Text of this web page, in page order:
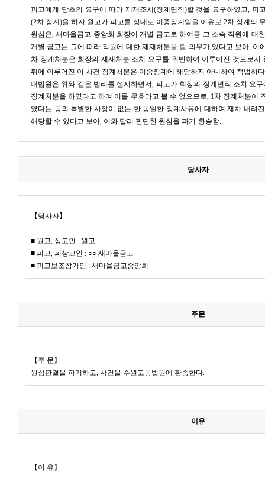
피고에게 당초의 요구에 따라 제재조치(징계면직)할 것을 요구하였고, 피
(2차 징계)을 하자 원고가 피고를 상대로 이중징계임을 이유로 2차 징계의
원심은, 새마을금고 중앙회 회장이 개별 금고로 하여금 그 소속 직원에 대
개별 금고는 그에 따라 직원에 대한 제재처분을 할 의무가 있다고 보아, 이
차 징계처분은 회장의 제재처분 조치 요구를 위반하여 이루어진 것으로서
뒤에 이루어진 이 사건 징계처분은 이중징계에 해당하지 아니하여 적법하
대법원은 위와 같은 법리를 설시하면서, 피고가 회장의 징계면직 조치 요
징계처분을 하였다고 하여 이를 무효라고 볼 수 없으므로, 1차 징계처분이
였다는 등의 특별한 사정이 없는 한 동일한 징계사유에 대하여 재차 내려
해당할 수 있다고 보아, 이와 달리 판단한 원심을 파기·환송함.
당사자
【당사자】
■ 원고, 상고인 : 원고
■ 피고, 피상고인 : ○○ 새마을금고
■ 피고보조참가인 : 새마을금고중앙회
주문
【주 문】
원심판결을 파기하고, 사건을 수원고등법원에 환송한다.
이유
【이 유】